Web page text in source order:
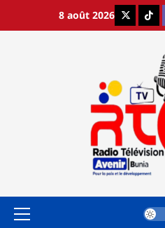
8 août 2026 X
Menu